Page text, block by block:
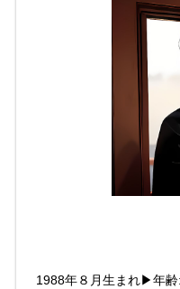
1988年８月生まれ▶年